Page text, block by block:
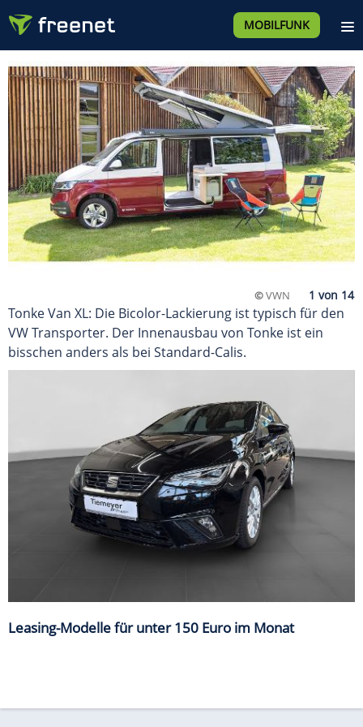
MOBILFUNK
©VWN
Tonke Van XL: Die Bicolor-Lackierung ist typisch für den
VW Transporter. Der Innenausbau von Tonke ist ein
bisschen anders als bei Standard-Calis.
Leasing-Modelle für unter 150 Euro im Monat